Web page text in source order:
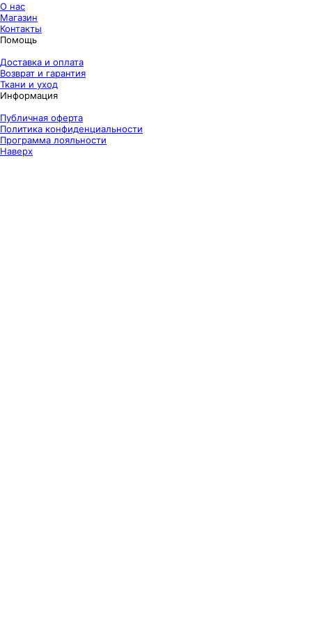
О нас
Магазин
Контакты
Помощь
Доставка и оплата
Возврат и гарантия
Ткани и уход
Информация
Публичная оферта
Политика конфиденциальности
Программа лояльности
Наверх